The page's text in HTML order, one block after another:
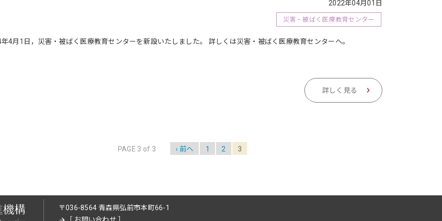
2022年04月01日
災害・被ばく医療教育センター
4月1日，災害・被ばく医療教育センターを新設いたしました。 詳しくは災害・被ばく医療教育センターへ。
詳しく見る
PAGE 3 of 3 ‹ 前へ 1 2 3
〒036-8564 青森県弘前市本町66-1